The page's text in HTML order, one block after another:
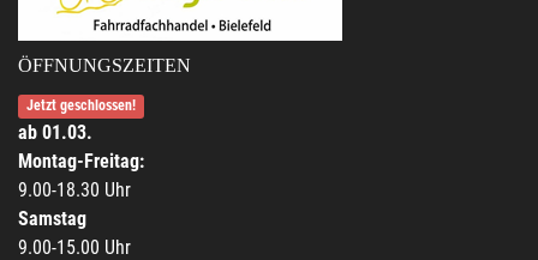
ÖFFNUNGSZEITEN
Jetzt geschlossen!
ab 01.03.
Montag-Freitag:
9.00-18.30 Uhr
Samstag
9.00-15.00 Uhr